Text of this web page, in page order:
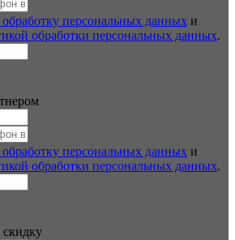
обработку персональных данных и
обработки персональных данных.
обработку персональных данных и
обработки персональных данных.
скидку